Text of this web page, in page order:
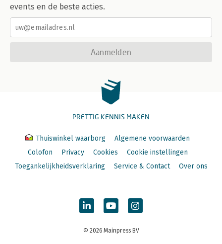
events en de beste acties.
Aanmelden
PRETTIG KENNIS MAKEN
Thuiswinkel waarborg
Algemene voorwaarden
Colofon
Privacy Cookies
Cookie instellingen
Toegankelijkheidsverklaring
Service & Contact Over ons
© 2026 Mainpress BV